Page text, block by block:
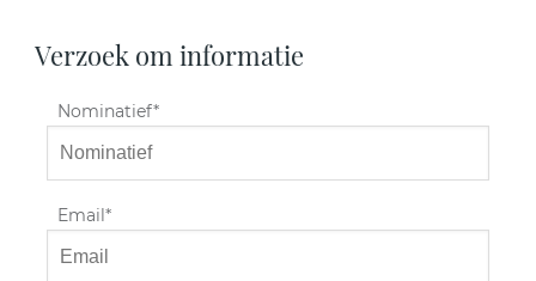
Verzoek om informatie
Nominatief
Email